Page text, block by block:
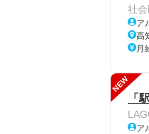
社
ア
高
月
NEW
「
ア